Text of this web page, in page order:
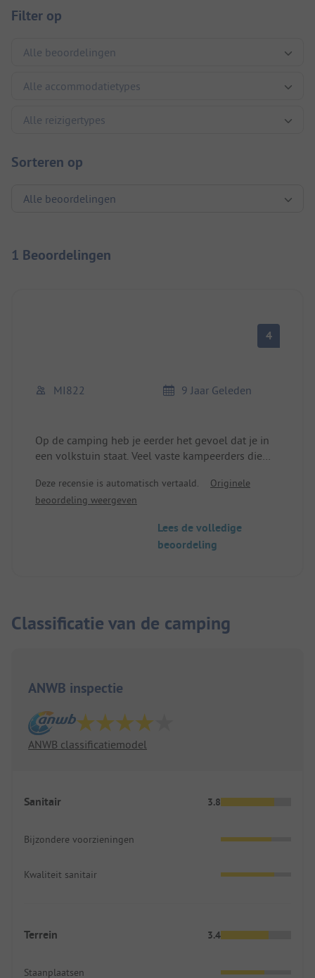
Filter op
Sorteren op
1 Beoordelingen
4
MI822 9 Jaar Geleden
Op de camping heb je eerder het gevoel dat je in
een volkstuin staat. Veel vaste kampeerders die
eerstvolgende dorp is ongeveer 6 km verderop
met veel lege winkels.
Deze recensie is automatisch vertaald.
Originele
beoordeling weergeven
Lees de volledige
beoordeling
Classificatie van de camping
ANWB inspectie
ANWB classificatiemodel
Sanitair 3.8
Bijzondere voorzieningen
Kwaliteit sanitair
Terrein 3.4
Staanplaatsen